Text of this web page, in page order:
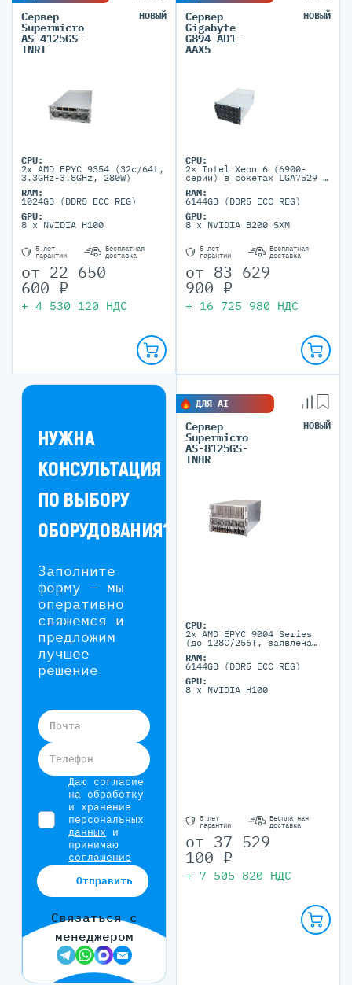
Сервер
Supermicro
AS-4125GS-
TNRT
НОВЫЙ
CPU:
2x AMD EPYC 9354 (32c/64t,
3.3GHz-3.8GHz, 280W)
RAM:
1024GB (DDR5 ECC REG)
GPU:
8 x NVIDIA H100
5 лет
гарантии
Бесплатная
доставка
от 22 650
600 ₽
+ 4 530 120 НДС
Сервер
Gigabyte
G894-AD1-
AAX5
НОВЫЙ
CPU:
2× Intel Xeon 6 (6900-
серии) в сокетах LGA7529 с
RAM:
6144GB (DDR5 ECC REG)
GPU:
8 x NVIDIA B200 SXM
5 лет
гарантии
Бесплатная
доставка
от 83 629
900 ₽
+ 16 725 980 НДС
НУЖНА
КОНСУЛЬТАЦИЯ
ПО ВЫБОРУ
ОБОРУДОВАНИЯ?
Заполните
форму — мы
оперативно
свяжемся и
предложим
лучшее
решение
Почта
Телефон
Даю согласие
на обработку
и хранение
персональных
данных и
принимаю
соглашение
Отправить
Связаться с
менеджером
ДЛЯ AI
Сервер
Supermicro
AS-8125GS-
TNHR
НОВЫЙ
CPU:
2x AMD EPYC 9004 Series
(до 128C/256T, заявлена
air-cooling)
RAM:
6144GB (DDR5 ECC REG)
GPU:
8 x NVIDIA H100
5 лет
гарантии
Бесплатная
доставка
от 37 529
100 ₽
+ 7 505 820 НДС